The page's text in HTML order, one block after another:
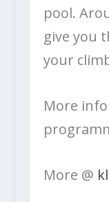
pool.
give you
your
More
More @